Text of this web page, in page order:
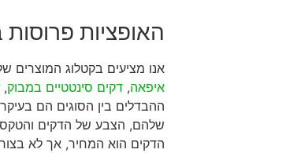
האופציות פרוסות
אנו מציעים בקטלוג המוצרים
איפאה, דקים סינטטיים במבוק,
ההבדלים בין הסוגים הם
שלהם, הצבע של הדקים
הדקים הוא המחיר, אך לא